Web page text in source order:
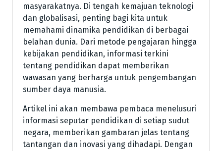
masyarakatnya. Di tengah kemajuan teknologi
dan globalisasi, penting bagi kita untuk
memahami dinamika pendidikan di berbagai
belahan dunia. Dari metode pengajaran hingga
kebijakan pendidikan, informasi terkini
tentang pendidikan dapat memberikan
wawasan yang berharga untuk pengembangan
sumber daya manusia.
Artikel ini akan membawa pembaca menelusuri
informasi seputar pendidikan di setiap sudut
negara, memberikan gambaran jelas tentang
tantangan dan inovasi yang dihadapi. Dengan